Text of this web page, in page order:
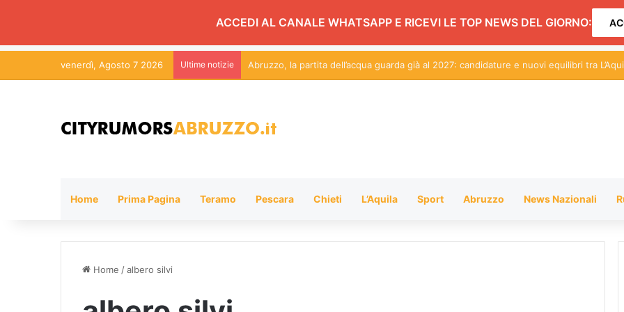
ACCEDI AL CANALE WHATSAPP E RICEVI LE TOP NEWS DEL GIORNO:
venerdì, Agosto 7 2026 Ultime notizie
Home Prima Pagina Teramo Pescara Chieti L’Aquila Sport Abruzzo News Nazionali
Home /albero silvi